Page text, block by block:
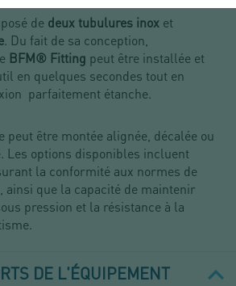
de deux tubulures inox et
. Du fait de sa conception,
BFM® Fitting peut être installée et
en quelques secondes tout en
parfaitement étanche.
peut être montée alignée, décalée ou
Les options disponibles incluent
la conformité aux normes de
ainsi que la capacité de maintenir
pression et la résistance à la
DE L'ÉQUIPEMENT